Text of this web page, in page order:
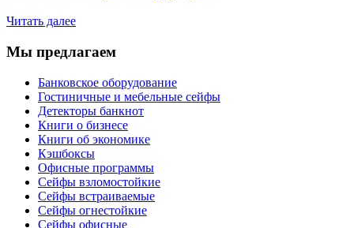
Читать далее
Мы предлагаем
Банковское оборудование
Гостиничные и мебельные сейфы
Детекторы банкнот
Книги о бизнесе
Книги об экономике
Кэшбоксы
Офисные программы
Сейфы взломостойкие
Сейфы встраиваемые
Сейфы огнестойкие
Сейфы офисные